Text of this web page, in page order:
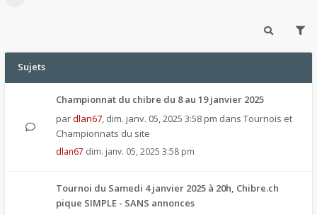
Sujets
Championnat du chibre du 8 au 19 janvier 2025
pardlan67, dim. janv. 05, 2025 3:58 pm dans Tournois et
Championnats du site
dlan67 dim. janv. 05, 2025 3:58 pm
Tournoi du Samedi 4 janvier 2025 à 20h, Chibre.ch
pique SIMPLE - SANS annonces